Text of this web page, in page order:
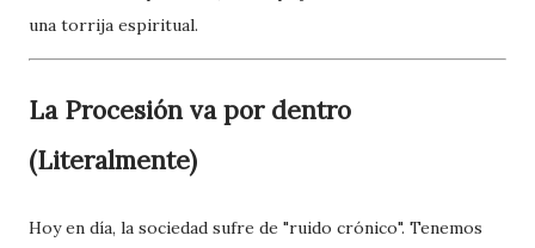
una torrija espiritual.
La Procesión va por dentro
(Literalmente)
Hoy en día, la sociedad sufre de "ruido crónico". Tenemos